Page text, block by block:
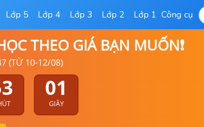
Lớp 5 Lớp 4 Lớp 3 Lớp 2 Lớp 1 Công cụ
THEO GIÁ BẠN MUỐN❗
(TỪ 10-12/08)
01
GIÂY